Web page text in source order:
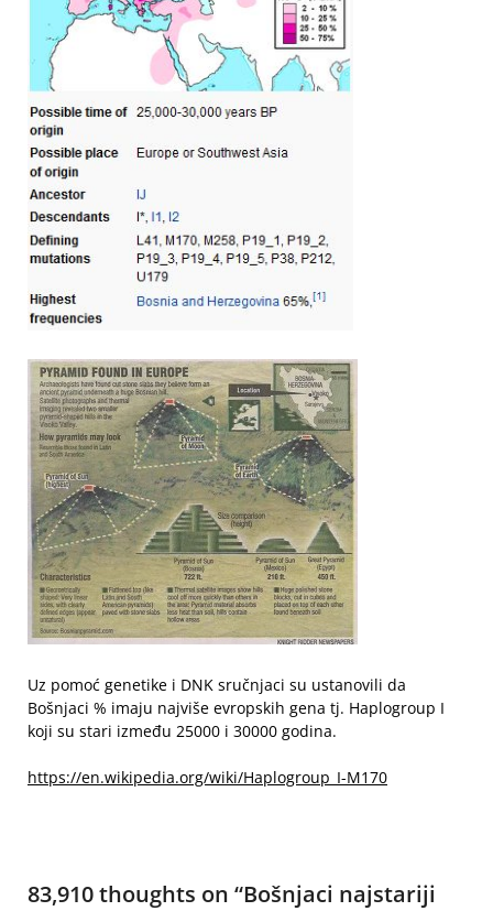
Uz pomoć genetike i DNK sručnjaci su ustanovili da
Bošnjaci % imaju najviše evropskih gena tj. Haplogroup I
koji su stari između 25000 i 30000 godina.
https://en.wikipedia.org/wiki/Haplogroup_I-M170
83,910 thoughts on “Bošnjaci najstariji